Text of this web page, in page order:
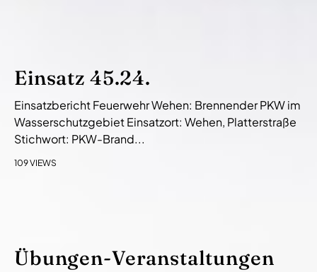
Einsatz 45.24.
Einsatzbericht Feuerwehr Wehen: Brennender PKW im
Wasserschutzgebiet Einsatzort: Wehen, Platterstraße
Stichwort: PKW-Brand...
109 VIEWS
Übungen-Veranstaltungen